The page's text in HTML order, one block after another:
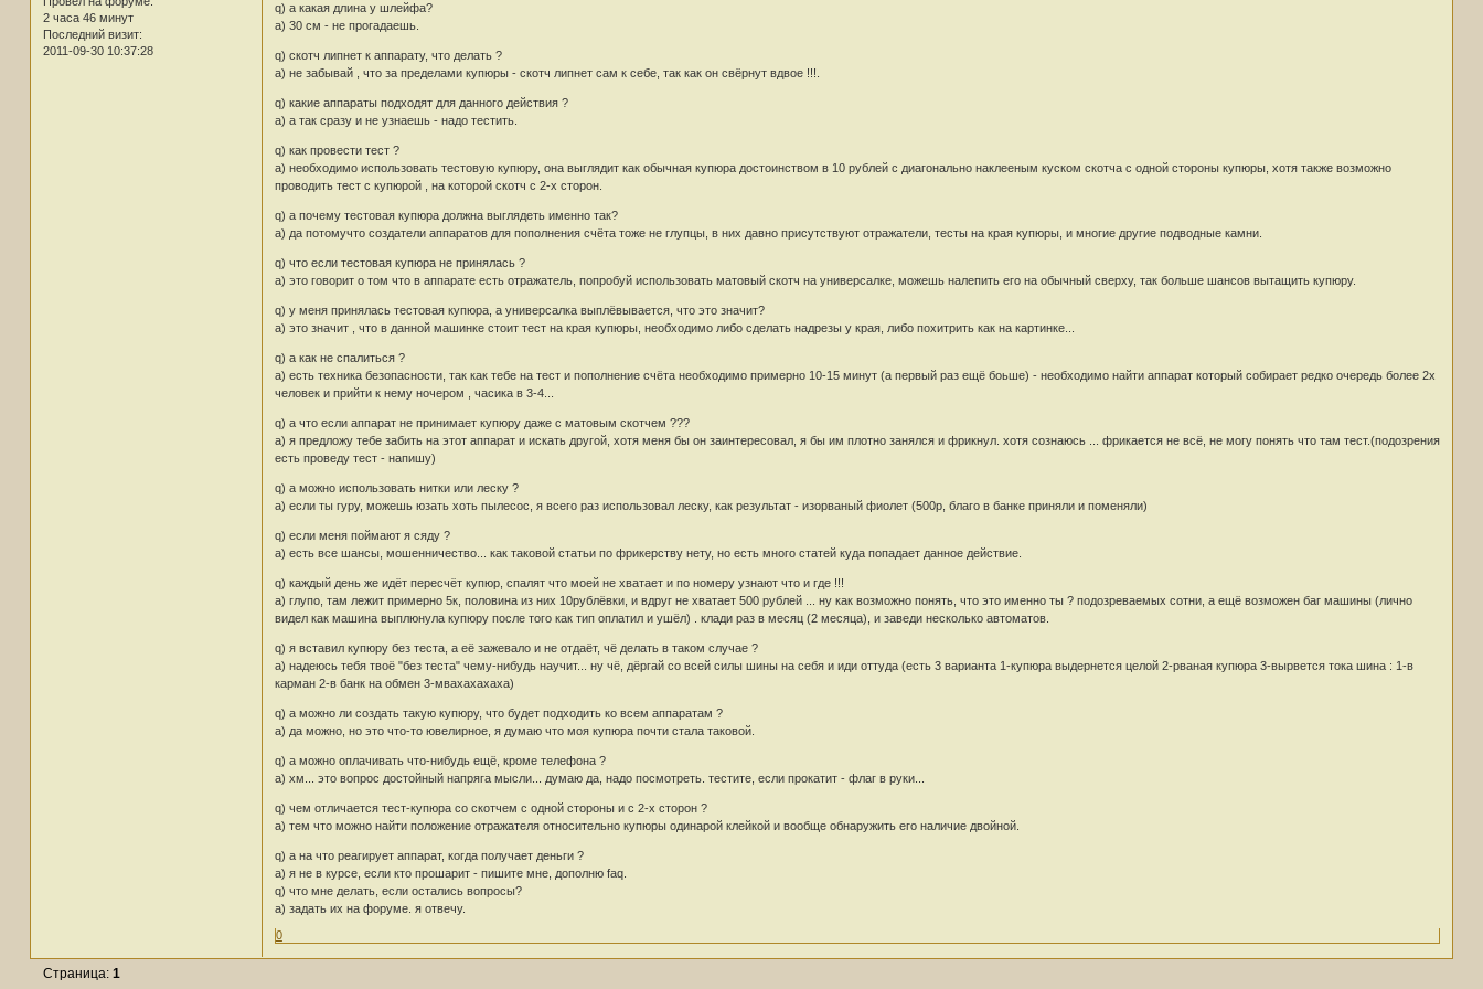
2 часа 46 минут
Последний визит:
2011-09-30 10:37:28
q) а какая длина у шлейфа?
а) 30 см - не прогадаешь.
q) скотч липнет к аппарату, что делать ?
а) не забывай , что за пределами купюры - скотч липнет сам к себе, так как он свёрнут вдвое !!!.
q) какие аппараты подходят для данного действия ?
а) а так сразу и не узнаешь - надо тестить.
q) как провести тест ?
а) необходимо использовать тестовую купюру, она выглядит как обычная купюра достоинством в 10 рублей с диагонально наклееным куском скотча с одной стороны купюры, хотя также возможно
проводить тест с купюрой , на которой скотч с 2-х сторон.
q) а почему тестовая купюра должна выглядеть именно так?
а) да потомучто создатели аппаратов для пополнения счёта тоже не глупцы, в них давно присутствуют отражатели, тесты на края купюры, и многие другие подводные камни.
q) что если тестовая купюра не принялась ?
а) это говорит о том что в аппарате есть отражатель, попробуй использовать матовый скотч на универсалке, можешь налепить его на обычный сверху, так больше шансов вытащить купюру.
q) у меня принялась тестовая купюра, а универсалка выплёвывается, что это значит?
а) это значит , что в данной машинке стоит тест на края купюры, необходимо либо сделать надрезы у края, либо похитрить как на картинке...
q) а как не спалиться ?
а) есть техника безопасности, так как тебе на тест и пополнение счёта необходимо примерно 10-15 минут (а первый раз ещё боьше) - необходимо найти аппарат который собирает редко очередь более 2х
человек и прийти к нему ночером , часика в 3-4...
q) а что если аппарат не принимает купюру даже с матовым скотчем ???
а) я предложу тебе забить на этот аппарат и искать другой, хотя меня бы он заинтересовал, я бы им плотно занялся и фрикнул. хотя сознаюсь ... фрикается не всё, не могу понять что там тест.(подозрения
есть проведу тест - напишу)
q) а можно использовать нитки или леску ?
а) если ты гуру, можешь юзать хоть пылесос, я всего раз использовал леску, как результат - изорваный фиолет (500р, благо в банке приняли и поменяли)
q) если меня поймают я сяду ?
а) есть все шансы, мошенничество... как таковой статьи по фрикерству нету, но есть много статей куда попадает данное действие.
q) каждый день же идёт пересчёт купюр, спалят что моей не хватает и по номеру узнают что и где !!!
а) глупо, там лежит примерно 5к, половина из них 10рублёвки, и вдруг не хватает 500 рублей ... ну как возможно понять, что это именно ты ? подозреваемых сотни, а ещё возможен баг машины (лично
видел как машина выплюнула купюру после того как тип оплатил и ушёл) . клади раз в месяц (2 месяца), и заведи несколько автоматов.
q) я вставил купюру без теста, а её зажевало и не отдаёт, чё делать в таком случае ?
а) надеюсь тебя твоё "без теста" чему-нибудь научит... ну чё, дёргай со всей силы шины на себя и иди оттуда (есть 3 варианта 1-купюра выдернется целой 2-рваная купюра 3-вырвется тока шина : 1-в
карман 2-в банк на обмен 3-мвахахахаха)
q) а можно ли создать такую купюру, что будет подходить ко всем аппаратам ?
а) да можно, но это что-то ювелирное, я думаю что моя купюра почти стала таковой.
q) а можно оплачивать что-нибудь ещё, кроме телефона ?
а) хм... это вопрос достойный напряга мысли... думаю да, надо посмотреть. тестите, если прокатит - флаг в руки...
q) чем отличается тест-купюра со скотчем с одной стороны и с 2-х сторон ?
а) тем что можно найти положение отражателя относительно купюры одинарой клейкой и вообще обнаружить его наличие двойной.
q) а на что реагирует аппарат, когда получает деньги ?
а) я не в курсе, если кто прошарит - пишите мне, дополню faq.
q) что мне делать, если остались вопросы?
а) задать их на форуме. я отвечу.
0
Страница: 1